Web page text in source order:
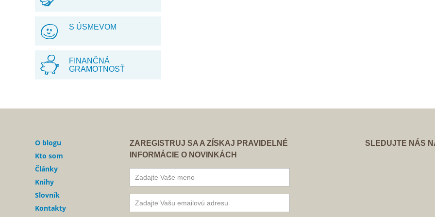
S ÚSMEVOM
FINANČNÁ
GRAMOTNOSŤ
O blogu
Kto som
Články
Knihy
Slovník
Kontakty
ZAREGISTRUJ SA A ZÍSKAJ PRAVIDELNÉ
INFORMÁCIE O NOVINKÁCH
SLEDUJTE NÁS